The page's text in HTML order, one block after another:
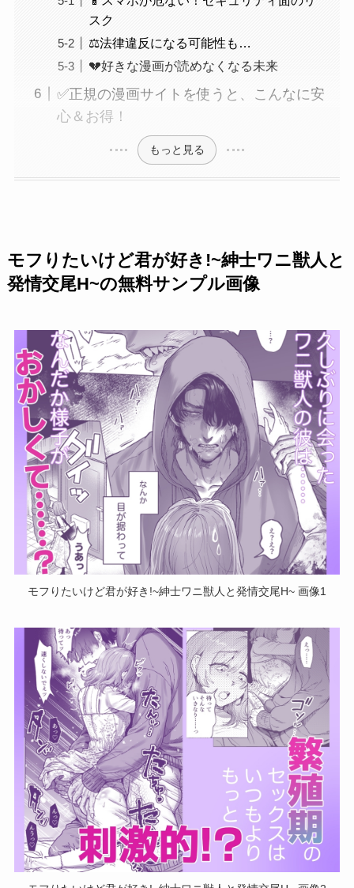
スク
⚖️法律違反になる可能性も…
💔好きな漫画が読めなくなる未来
✅正規の漫画サイトを使うと、こんなに安
心＆お得！
もっと見る
モフりたいけど君が好き!~紳士ワニ獣人と
発情交尾H~の無料サンプル画像
モフりたいけど君が好き!~紳士ワニ獣人と発情交尾H~ 画像1